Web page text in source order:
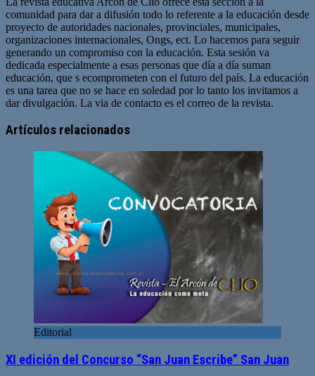
comunidad para dar a difusión todo lo referente a la educación desde
proyecto de autoridades nacionales, provinciales, municipales,
organizaciones internacionales, Ongs, ect. Lo hacemos para seguir
generando un compromiso con la educación. Esta sesión va
dedicada especialmente a esas personas que día a día suman
educación, que s ecomprometen con el futuro del país. La educación
es una tarea que no se hace en soledad por lo tanto los invitamos a
dar divulgación. La via de contacto es el correo de la revista.
web
Artículos relacionados
Editorial
XI edición del Concurso “San Juan Escribe” San Juan